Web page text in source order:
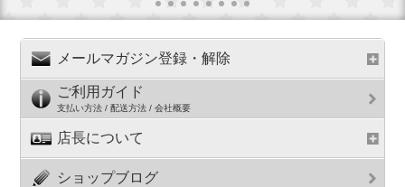
メールマガジン登録・解除
ご利用ガイド
支払い方法 / 配送方法 / 会社概要
店長について
ショップブログ